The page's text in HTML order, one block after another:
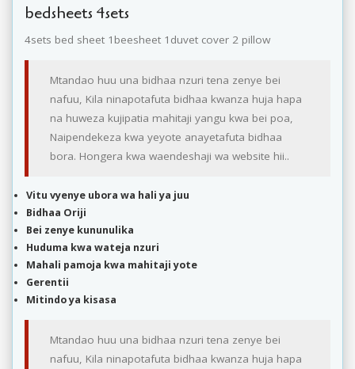
bedsheets 4sets
4sets bed sheet 1beesheet 1duvet cover 2 pillow
Mtandao huu una bidhaa nzuri tena zenye bei
nafuu, Kila ninapotafuta bidhaa kwanza huja hapa
na huweza kujipatia mahitaji yangu kwa bei poa,
Naipendekeza kwa yeyote anayetafuta bidhaa
bora. Hongera kwa waendeshaji wa website hii..
Vitu vyenye ubora wa hali ya juu
Bidhaa Oriji
Bei zenye kununulika
Huduma kwa wateja nzuri
Mahali pamoja kwa mahitaji yote
Gerentii
Mitindo ya kisasa
Mtandao huu una bidhaa nzuri tena zenye bei
nafuu, Kila ninapotafuta bidhaa kwanza huja hapa